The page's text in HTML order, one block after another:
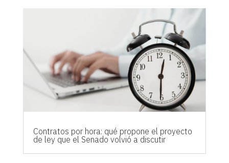
Contratos por hora: qué propone el proyecto
de ley que el Senado volvió a discutir